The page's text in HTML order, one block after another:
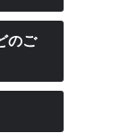
のご